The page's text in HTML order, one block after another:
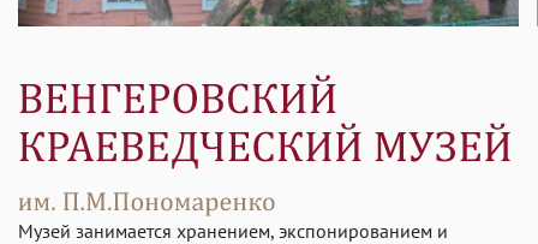
Музей занимается хранением, экспонированием и